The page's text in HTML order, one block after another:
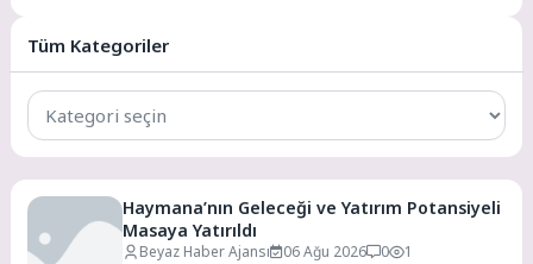
idam...
Tüm Kategoriler
Tüm
Kategoriler
Haymana’nın Geleceği ve Yatırım Potansiyeli
Masaya Yatırıldı
Beyaz Haber Ajansı 06 Ağu 2026 0 1